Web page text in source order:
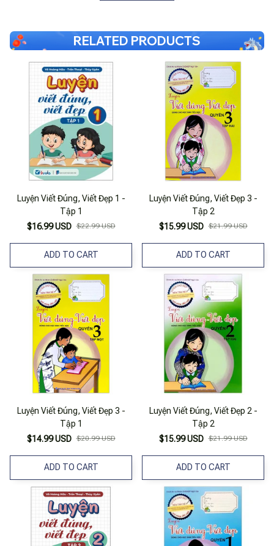
RELATED PRODUCTS
Luyện Viết Đúng, Viết Đẹp 1 -
Tập 1
$16.99 USD $22.99 USD
ADD TO CART
Luyện Viết Đúng, Viết Đẹp 3 -
Tập 2
$15.99 USD $21.99 USD
ADD TO CART
Luyện Viết Đúng, Viết Đẹp 3 -
Tập 1
$14.99 USD $20.99 USD
ADD TO CART
Luyện Viết Đúng, Viết Đẹp 2 -
Tập 2
$15.99 USD $21.99 USD
ADD TO CART